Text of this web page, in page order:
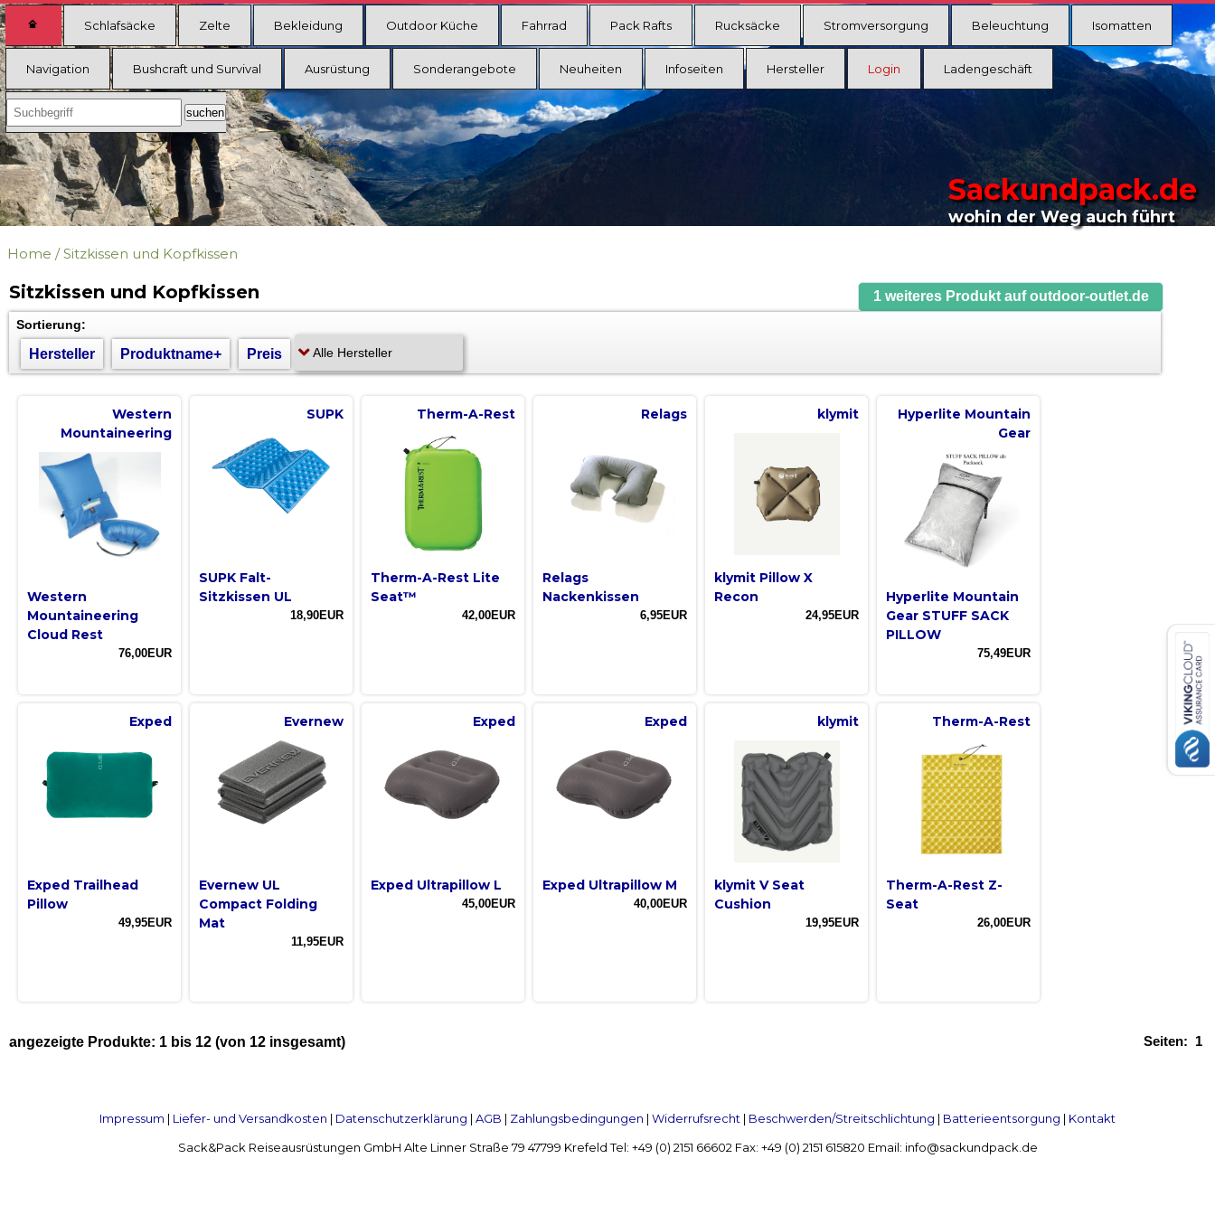
Schlafsäcke Zelte Bekleidung Outdoor Küche Fahrrad Pack Rafts Rucksäcke Stromversorgung Beleuchtung Isomatten
Navigation Bushcraft und Survival Ausrüstung Sonderangebote Neuheiten Infoseiten Hersteller Login Ladengeschäft
Sackundpack.de
wohin der Weg auch führt
Home /Sitzkissen und Kopfkissen
Sitzkissen und Kopfkissen 1 weiteres Produkt auf outdoor-outlet.de
Sortierung:
Hersteller Produktname+ Preis
Western
Mountaineering
Western
Mountaineering
Cloud Rest
76,00EUR
SUPK
SUPK Falt-
Sitzkissen UL
18,90EUR
Therm-A-Rest
Therm-A-Rest Lite
Seat™
42,00EUR
Relags
Relags
Nackenkissen
6,95EUR
klymit
klymit Pillow X
Recon
24,95EUR
Hyperlite Mountain
Gear
Hyperlite Mountain
Gear STUFF SACK
PILLOW
75,49EUR
Exped
Exped Trailhead
Pillow
49,95EUR
Evernew
Evernew UL
Compact Folding
Mat
11,95EUR
Exped
Exped Ultrapillow L
45,00EUR
Exped
Exped Ultrapillow M
40,00EUR
klymit
klymit V Seat
Cushion
19,95EUR
Therm-A-Rest
Therm-A-Rest Z-
Seat
26,00EUR
Seiten: 1
angezeigte Produkte: 1 bis 12 (von 12 insgesamt)
Impressum | Liefer- und Versandkosten | Datenschutzerklärung | AGB | Zahlungsbedingungen | Widerrufsrecht | Beschwerden/Streitschlichtung | Batterieentsorgung | Kontakt
Sack&Pack Reiseausrüstungen GmbH Alte Linner Straße 79 47799 Krefeld Tel: +49 (0) 2151 66602 Fax: +49 (0) 2151 615820 Email: info@sackundpack.de